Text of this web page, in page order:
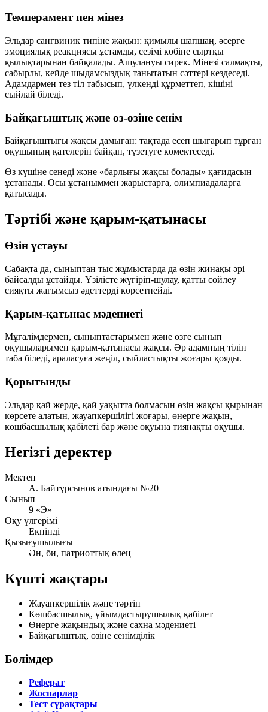
Темперамент пен мінез
Эльдар сангвиник типіне жақын: қимылы шапшаң, әсерге
эмоциялық реакциясы ұстамды, сезімі көбіне сыртқы
қылықтарынан байқалады. Ашулануы сирек. Мінезі салмақты,
сабырлы, кейде шыдамсыздық танытатын сәттері кездеседі.
Адамдармен тез тіл табысып, үлкенді құрметтеп, кішіні
сыйлай біледі.
Байқағыштық және өз-өзіне сенім
Байқағыштығы жақсы дамыған: тақтада есеп шығарып тұрған
оқушының қателерін байқап, түзетуге көмектеседі.
Өз күшіне сенеді және «барлығы жақсы болады» қағидасын
ұстанады. Осы ұстаныммен жарыстарға, олимпиадаларға
қатысады.
Тәртібі және қарым-қатынасы
Өзін ұстауы
Сабақта да, сыныптан тыс жұмыстарда да өзін жинақы әрі
байсалды ұстайды. Үзілісте жүгіріп-шулау, қатты сөйлеу
сияқты жағымсыз әдеттерді көрсетпейді.
Қарым-қатынас мәдениеті
Мұғалімдермен, сыныптастарымен және өзге сынып
оқушыларымен қарым-қатынасы жақсы. Әр адамның тілін
таба біледі, араласуға жеңіл, сыйластықты жоғары қояды.
Қорытынды
Эльдар қай жерде, қай уақытта болмасын өзін жақсы қырынан
көрсете алатын, жауапкершілігі жоғары, өнерге жақын,
көшбасшылық қабілеті бар және оқуына тиянақты оқушы.
Негізгі деректер
Мектеп
А. Байтұрсынов атындағы №20
Сынып
9 «Э»
Оқу үлгерімі
Екпінді
Қызығушылығы
Ән, би, патриоттық өлең
Күшті жақтары
Жауапкершілік және тәртіп
Көшбасшылық, ұйымдастырушылық қабілет
Өнерге жақындық және сахна мәдениеті
Байқағыштық, өзіне сенімділік
Бөлімдер
Реферат
Жоспарлар
Тест сұрақтары